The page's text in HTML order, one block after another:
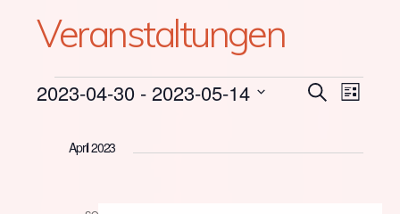
Veranstaltungen
Veranstaltungen
Suche
SUCHELISTE
2023-04-30 - 2023-05-14
April 2023